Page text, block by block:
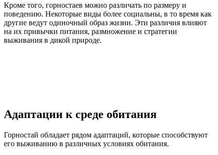
Кроме того, горностаев можно различать по размеру и
поведению. Некоторые виды более социальны, в то время как
другие ведут одиночный образ жизни. Эти различия влияют
на их привычки питания, размножение и стратегии
выживания в дикой природе.
Адаптации к среде обитания
Горностай обладает рядом адаптаций, которые способствуют
его выживанию в различных условиях обитания.